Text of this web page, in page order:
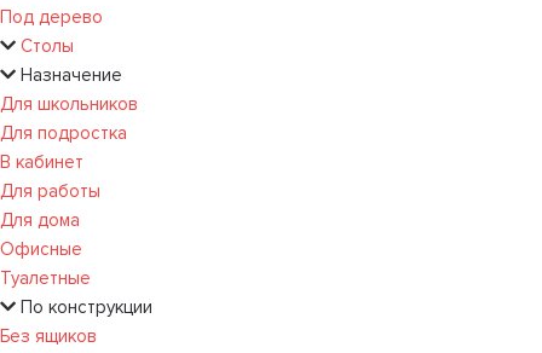
Под дерево
Столы
Назначение
Для школьников
Для подростка
В кабинет
Для работы
Для дома
Офисные
Туалетные
По конструкции
Без ящиков